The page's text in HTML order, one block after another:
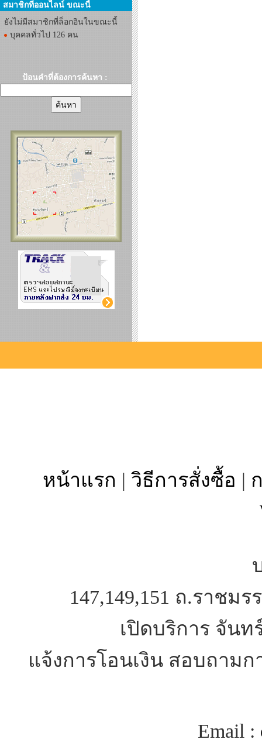
สมาชิกที่ออนไลน์ ขณะนี้
ยังไม่มีสมาชิกที่ล็อกอินในขณะนี้
บุคคลทั่วไป 126 คน
ป้อนคำที่ต้องการค้นหา :
หน้าแรก | วิธีการสั่งซื้อ |
147,149,151 ถ.ราชม
เปิดบริการ จันท
แจ้งการโอนเงิน สอบถามก
Email :